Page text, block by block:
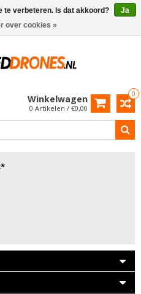
0
Winkelwagen
0 Artikelen / €0,00
te verbeteren. Is dat akkoord?
Ja
over cookies »